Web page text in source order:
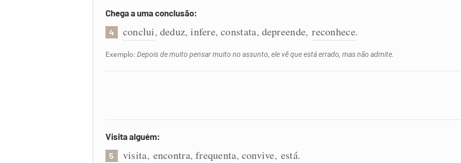
Chega a uma conclusão:
4 conclui, deduz,infere,constata, depreende, reconhece.
Exemplo:Depois de muito pensar muito no assunto, ele vê que está errado, mas não admite.
Visita alguém:
5 visita, encontra, frequenta, convive, está.